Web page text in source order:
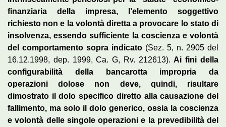
finanziaria della impresa, l’elemento soggettivo
richiesto non e la volontà diretta a provocare lo stato di
insolvenza, essendo sufficiente la coscienza e volontà
del comportamento sopra indicato (Sez. 5, n. 2905 del
16.12.1998, dep. 1999, Ca. G, Rv. 212613).Ai fini della
configurabilità della bancarotta impropria da
operazioni dolose non deve, quindi, risultare
dimostrato il dolo specifico diretto alla causazione del
fallimento, ma solo il dolo generico, ossia la coscienza
e volontà delle singole operazioni e la prevedibilità del